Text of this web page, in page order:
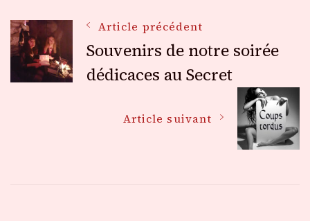
Navigation
des
Article précédent
Souvenirs de notre soirée
dédicaces au Secret
Article suivant